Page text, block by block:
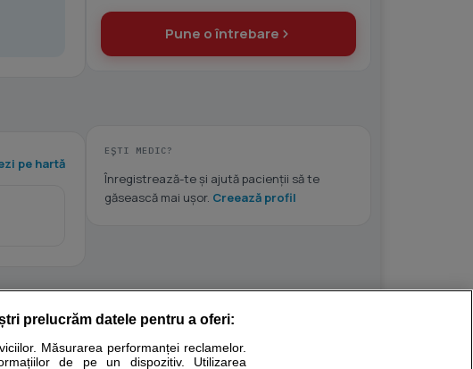
pe hartă
Pune o întrebare
EȘTI MEDIC?
Înregistrează-te și ajută pacienții să te
găsească mai ușor. Creează profil
prelucrăm datele pentru a oferi:
Măsurarea performanței reclamelor.
de pe un dispozitiv. Utilizarea